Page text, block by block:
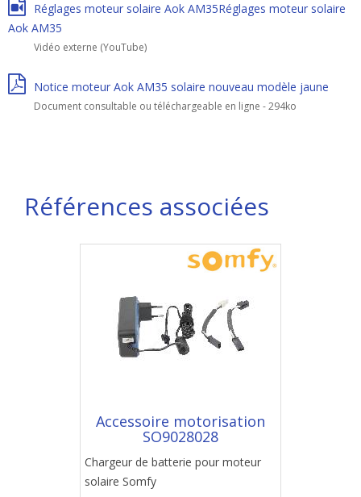
Réglages moteur solaire Aok AM35Réglages moteur solaire
Aok AM35
Vidéo externe (YouTube)
Notice moteur Aok AM35 solaire nouveau modèle jaune
Document consultable ou téléchargeable en ligne - 294ko
Références associées
Accessoire motorisation
SO9028028
Chargeur de batterie pour moteur
solaire Somfy